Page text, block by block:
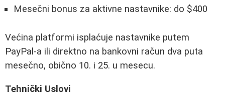
Mesečni bonus za aktivne nastavnike: do $400
Većina platformi isplaćuje nastavnike putem
PayPal-a ili direktno na bankovni račun dva puta
mesečno, obično 10. i 25. u mesecu.
Tehnički Uslovi